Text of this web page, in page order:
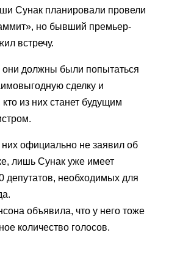
Сунак планировали провели
но бывший премьер-
встречу.
они должны были попытаться
сделку и
кто из них станет будущим
официально не заявил об
лишь Сунак уже имеет
депутатов, необходимых для
объявила, что у него тоже
количество голосов.